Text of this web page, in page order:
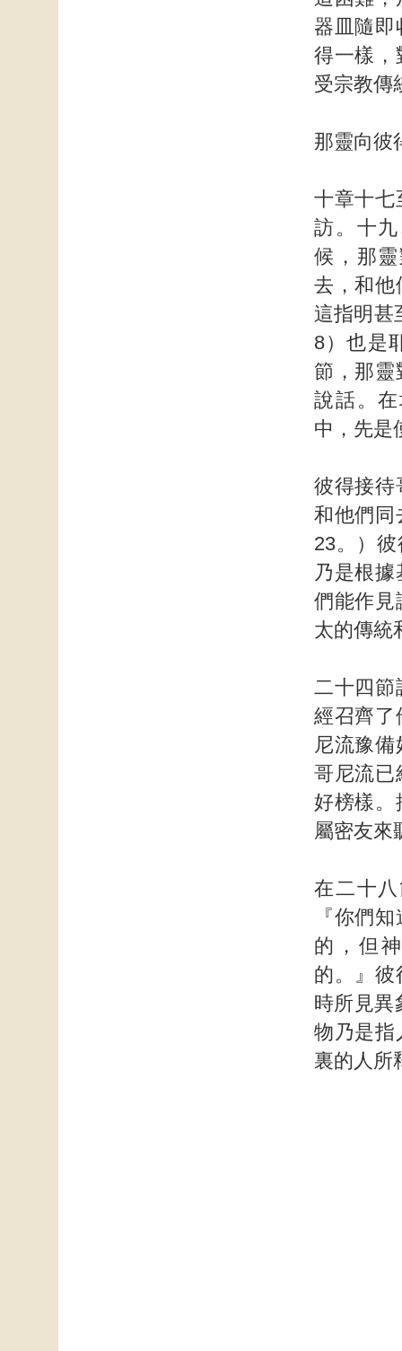
器皿隨即
得一樣，
受宗教傳
那靈向彼
十章十七
訪。十
候，那
去，和他
這指明甚
8）也是
節，那靈
說話。
中，先是
彼得接待
和他們同
23。）
乃是根
們能作見
太的傳統
二十四節
經召齊了
尼流豫
哥尼流已
好榜樣。
屬密友來
在二十
『你們
的，但
的。』彼
時所見異
物乃是指
裏的人所